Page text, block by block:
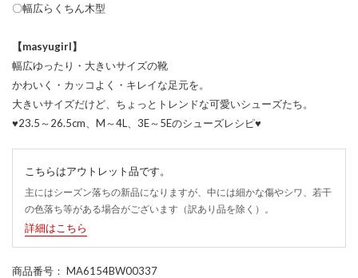
〇幅広らくちん木型
【masyugirl】
幅広ゆったり・大きいサイズの靴
かわいく・カッコよく・キレイな足元を。
大きいサイズだけど、ちょっとトレンドな可愛いシューズたち。
♥23.5～26.5cm、M～4L、3E～5Eのシューズレシピ♥
こちらはアウトレット品です。
主にはシーズン落ちの新品になりますが、中には細かな傷やシワ、若干
の色落ち等がある場合がございます（訳あり品を除く）。
詳細はこちら
商品番号 ： MA6154BW00337